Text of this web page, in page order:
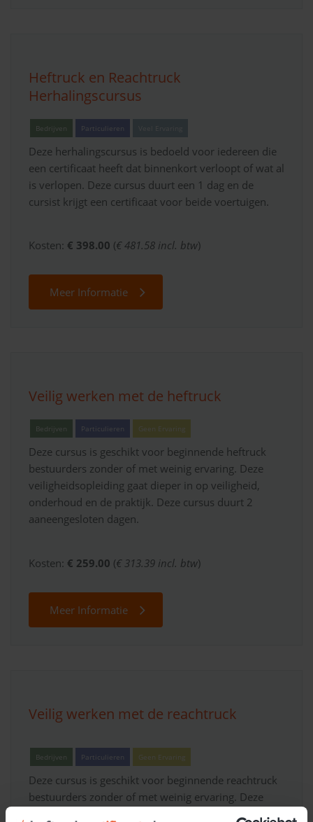
Heftruck en Reachtruck
Herhalingscursus
Bedrijven Particulieren
Deze herhalingscursus is bedoeld voor iedereen die
een certificaat heeft dat binnenkort verloopt of wat al
is verlopen. Deze cursus duurt een 1 dag en de
cursist krijgt een certificaat voor beide voertuigen.
Kosten: € 398.00 (€ 481.58 incl. btw)
Meer Informatie
Veilig werken met de heftruck
Bedrijven Particulieren Geen Ervaring
Deze cursus is geschikt voor beginnende heftruck
bestuurders zonder of met weinig ervaring. Deze
veiligheidsopleiding gaat dieper in op veiligheid,
onderhoud en de praktijk. Deze cursus duurt 2
aaneengesloten dagen.
Kosten: € 259.00 (€ 313.39 incl. btw)
Meer Informatie
Veilig werken met de reachtruck
Bedrijven Particulieren Geen Ervaring
Deze cursus is geschikt voor beginnende reachtruck
bestuurders zonder of met weinig ervaring. Deze